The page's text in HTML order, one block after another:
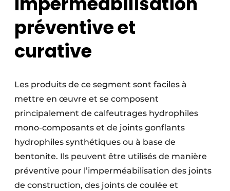
préventive et
curative
Les produits de ce segment sont faciles à
mettre en œuvre et se composent
principalement de calfeutrages hydrophiles
mono-composants et de joints gonflants
hydrophiles synthétiques ou à base de
bentonite. Ils peuvent être utilisés de manière
préventive pour l’imperméabilisation des joints
de construction, des joints de coulée et